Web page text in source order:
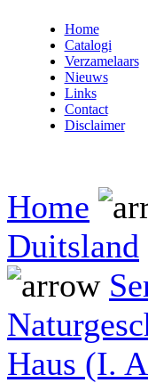
Home
Catalogi
Verzamelaars
Nieuws
Links
Contact
Disclaimer
Home
Duitsland
Haus (I.